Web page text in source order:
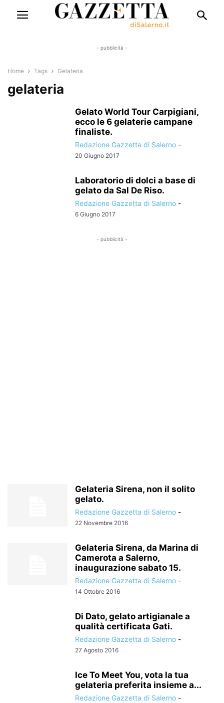
- pubblicità -
Home Tags Gelateria
gelateria
Gelato World Tour Carpigiani,
ecco le 6 gelaterie campane
finaliste.
Redazione Gazzetta di Salerno -
20 Giugno 2017
Laboratorio di dolci a base di
gelato da Sal De Riso.
Redazione Gazzetta di Salerno -
6 Giugno 2017
- pubblicità -
Gelateria Sirena, non il solito
gelato.
Redazione Gazzetta di Salerno -
22 Novembre 2016
Gelateria Sirena, da Marina di
Camerota a Salerno,
inaugurazione sabato 15.
Redazione Gazzetta di Salerno -
14 Ottobre 2016
Di Dato, gelato artigianale a
qualità certificata Gati.
Redazione Gazzetta di Salerno -
27 Agosto 2016
Ice To Meet You, vota la tua
gelateria preferita insieme a...
Redazione Gazzetta di Salerno -